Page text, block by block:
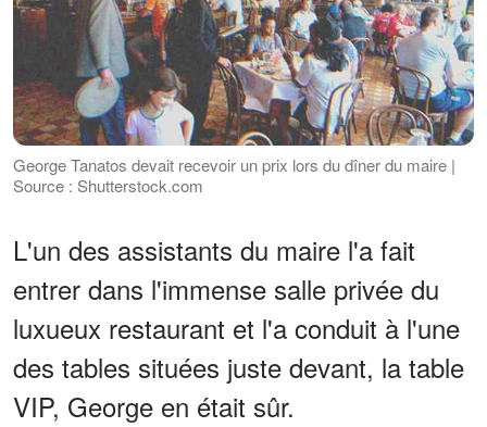
George Tanatos devait recevoir un prix lors du dîner du maire |
Source : Shutterstock.com
L'un des assistants du maire l'a fait
entrer dans l'immense salle privée du
luxueux restaurant et l'a conduit à l'une
des tables situées juste devant, la table
VIP, George en était sûr.